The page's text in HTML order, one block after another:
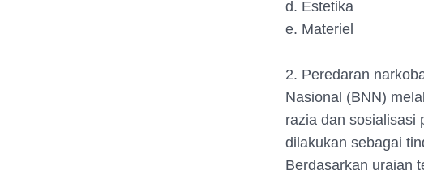
d. Estetika
e. Materiel
2. Peredaran
Nasional (BNN)
razia dan sosialisasi
dilakukan sebagai
Berdasarkan uraian